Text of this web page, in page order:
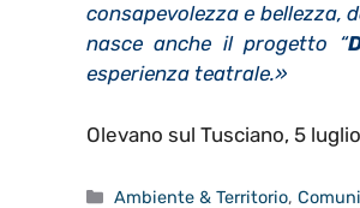
consapevolezza e bellezza,
nasce anche il progetto “
esperienza teatrale.»
Olevano sul Tusciano, 5
Categorie
Ambiente & Territorio,